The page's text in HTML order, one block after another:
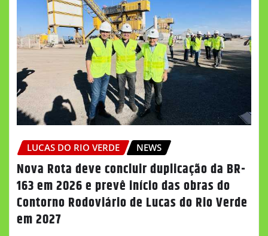
LUCAS DO RIO VERDE NEWS
Nova Rota deve concluir duplicação da BR-
163 em 2026 e prevê início das obras do
Contorno Rodoviário de Lucas do Rio Verde
em 2027